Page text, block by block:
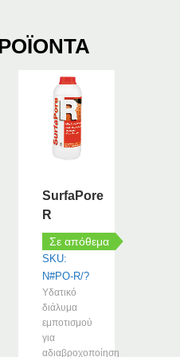
SurfaPore
R
Σε απόθεμα
SKU:
N#PO-R/?
Υδατικό
διάλυμα
εμποτισμού
για
αδιαβροχοποίηση